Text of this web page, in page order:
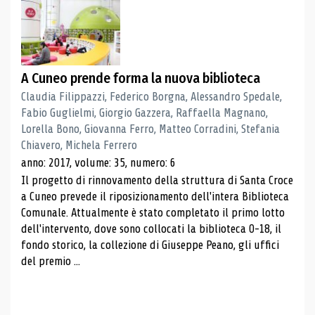
A Cuneo prende forma la nuova biblioteca
Claudia Filippazzi, Federico Borgna, Alessandro Spedale,
Fabio Guglielmi, Giorgio Gazzera, Raffaella Magnano,
Lorella Bono, Giovanna Ferro, Matteo Corradini, Stefania
Chiavero, Michela Ferrero
anno: 2017, volume: 35, numero: 6
Il progetto di rinnovamento della struttura di Santa Croce
a Cuneo prevede il riposizionamento dell'intera Biblioteca
Comunale. Attualmente è stato completato il primo lotto
dell'intervento, dove sono collocati la biblioteca 0-18, il
fondo storico, la collezione di Giuseppe Peano, gli uffici
del premio ...